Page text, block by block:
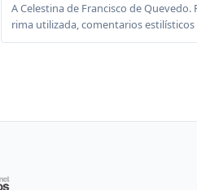
A Celestina de Francisco de
rima utilizada, comentarios